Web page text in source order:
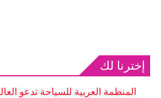
إخترنا لك
المنظمة العربية للسياحة تدعو